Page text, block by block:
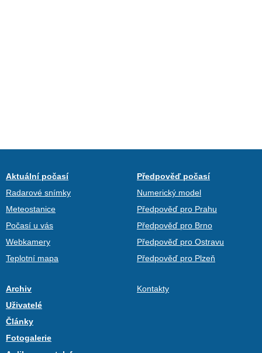
Aktuální počasí
Radarové snímky
Meteostanice
Počasí u vás
Webkamery
Teplotní mapa
Předpověď počasí
Numerický model
Předpověď pro Prahu
Předpověď pro Brno
Předpověď pro Ostravu
Předpověď pro Plzeň
Archiv
Uživatelé
Články
Fotogalerie
Kontakty